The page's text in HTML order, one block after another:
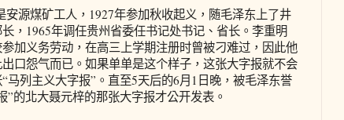
煤矿工人，1927年参加秋收起义，随毛泽东上了井
，1965年调任贵州省委任书记处书记、省长。李重明
加义务劳动，在高三上学期注册时曾被刁难过，因此他
口怨气而已。如果单单是这个样子，这张大字报就不会
马列主义大字报”。直至5天后的6月1日晚，被毛泽东誉
”的北大聂元梓的那张大字报才公开发表。